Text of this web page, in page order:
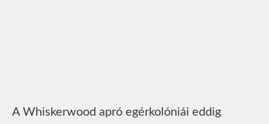
A Whiskerwood apró egérkolóniái eddig